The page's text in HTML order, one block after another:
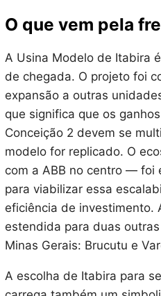
O que vem pela
A Usina Modelo de Itabira
de chegada. O projeto foi
expansão a outras
que significa que os
Conceição 2 devem se
modelo for replicado. O
com a ABB no centro — foi
para viabilizar essa
eficiência de investimento.
estendida para duas
Minas Gerais: Brucutu e
A escolha de Itabira para